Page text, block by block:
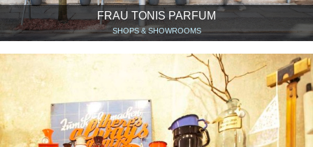
FRAU TONIS PARFUM
SHOPS & SHOWROOMS